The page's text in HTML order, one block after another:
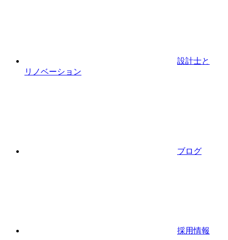
設計士と
リノベーション
ブログ
採用情報